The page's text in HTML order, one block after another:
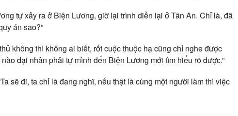
tự xảy ra ở Biện Lương, giờ lại trình diễn lại ở Tân An. Chỉ là, đã
án sao?”
không thì không ai biết, rốt cuộc thuộc hạ cũng chỉ nghe được
đại nhân phải tự mình đến Biện Lương mới tìm hiểu rõ được.”
sẽ đi, ta chỉ là đang nghĩ, nếu thật là cùng một người làm thì việc